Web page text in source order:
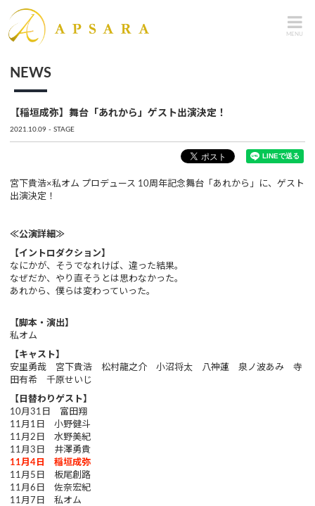
MENU
NEWS
【稲垣成弥】舞台「あれから」ゲスト出演決定！
2021.10.09 STAGE
宮下貴浩×私オム プロデュース 10周年記念舞台「あれから」に、ゲスト
出演決定！
≪公演詳細≫
【イントロダクション】
なにかが、そうでなれけば、違った結果。
なぜだか、やり直そうとは思わなかった。
あれから、僕らは変わっていった。
【脚本・演出】
私オム
【キャスト】
安里勇哉 宮下貴浩 松村龍之介 小沼将太 八神蓮 泉ノ波あみ 寺
田有希 千原せいじ
【日替わりゲスト】
10月31日 富田翔
11月1日 小野健斗
11月2日 水野美紀
11月3日 井澤勇貴
11月4日 稲垣成弥
11月5日 板尾創路
11月6日 佐奈宏紀
11月7日 私オム